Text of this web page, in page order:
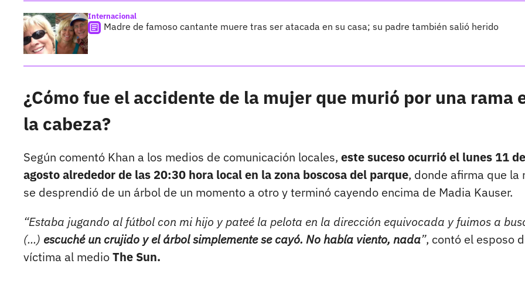
Internacional
Madre de famoso cantante muere tras ser atacada en su casa; su padre también salió herido
¿Cómo fue el accidente de la mujer que murió por una rama
la cabeza?
Según comentó Khan a los medios de comunicación locales, este suceso ocurrió el lunes 11 de
agosto alrededor de las 20:30 hora local en la zona boscosa del parque, donde afirma que la
se desprendió de un árbol de un momento a otro y terminó cayendo encima de Madia Kauser.
“Estaba jugando al fútbol con mi hijo y pateé la pelota en la dirección equivocada y fuimos a
(...) escuché un crujido y el árbol simplemente se cayó. No había viento, nada”, contó el esposo
víctima al medioThe Sun.